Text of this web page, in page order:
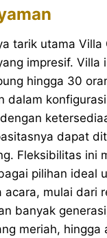
tarik utama Villa
impresif. Villa
hingga 30
dalam
dapat
Fleksibilitas ini
pilihan ideal
acara, mulai dari
banyak
meriah, hingga